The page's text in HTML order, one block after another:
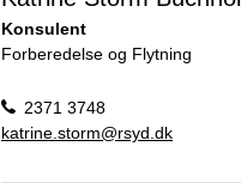
Konsulent
Forberedelse og Flytning
2371 3748
katrine.storm@rsyd.dk